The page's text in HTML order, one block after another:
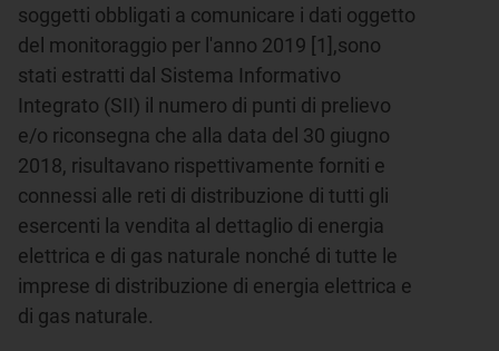
soggetti obbligati a comunicare i dati oggetto
del monitoraggio per l'anno 2019 [1],sono
stati estratti dal Sistema Informativo
Integrato (SII) il numero di punti di prelievo
e/o riconsegna che alla data del 30 giugno
2018, risultavano rispettivamente forniti e
connessi alle reti di distribuzione di tutti gli
esercenti la vendita al dettaglio di energia
elettrica e di gas naturale nonché di tutte le
imprese di distribuzione di energia elettrica e
di gas naturale.